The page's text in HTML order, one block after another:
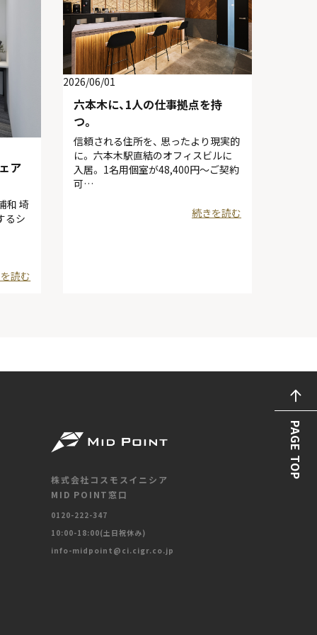
ア
和 埼
るシ
読む
2026/06/01
六本木に、1人の仕事拠点を持
つ。
信頼される住所を、 思ったより現実的
に。 六本木駅直結のオフィスビルに
入居。 1名用個室が48,400円〜ご契約
可…
続きを読む
PAGE TOP
株式会社コスモスイニシア
MID POINT窓口
0120-222-347
10:00-18:00(土日祝休み)
info-midpoint@ci.cigr.co.jp